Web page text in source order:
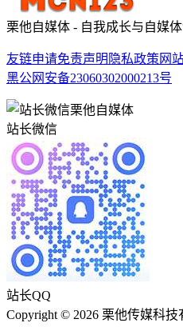
栗他自媒体 - 自我成长与自媒
友链申请免责声明 隐私政策 网
黑公网安备23060302000213号
站长微信
站长QQ
Copyright © 2026 栗他传媒科技